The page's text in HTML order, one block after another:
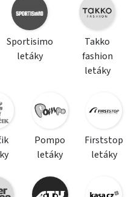
Sportisimo
letáky
Takko
fashion
letáky
Pompo
letáky
Firststop
letáky